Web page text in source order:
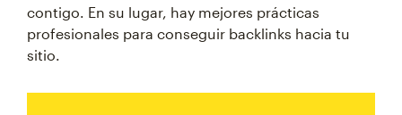
contigo. En su lugar, hay mejores prácticas
profesionales para conseguir backlinks hacia tu
sitio.